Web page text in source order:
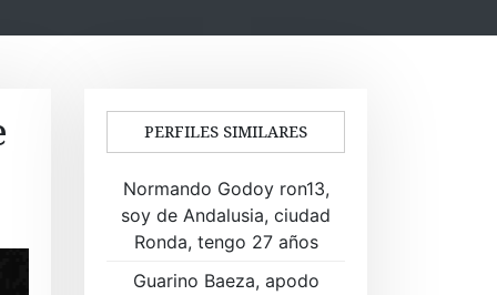
PERFILES SIMILARES
Normando Godoy ron13,
soy de Andalusia, ciudad
Ronda, tengo 27 años
Guarino Baeza, apodo